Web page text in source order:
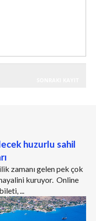
huzurlu sahil
zamanı gelen pek çok
kuruyor. Online
...